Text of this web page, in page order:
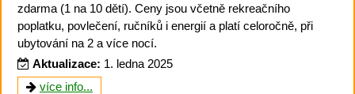
zdarma (1 na 10 dětí). Ceny jsou včetně rekreačního
poplatku, povlečení, ručníků i energií a platí celoročně, při
ubytování na 2 a více nocí.
Aktualizace: 1. ledna 2025
více info...